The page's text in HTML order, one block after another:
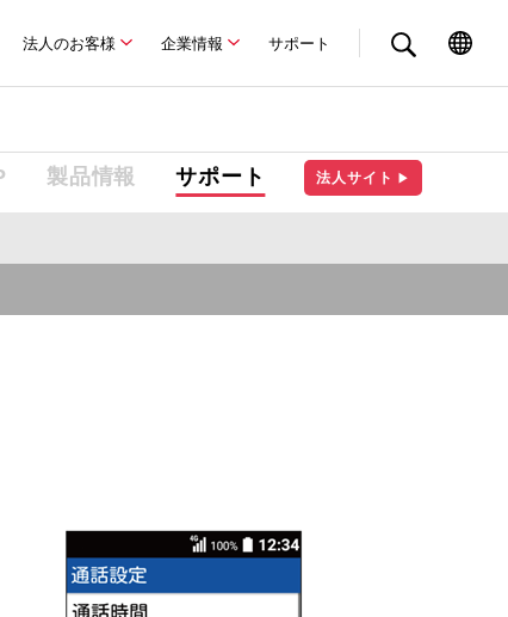
法人のお客様 企業情報 サポート
製品情報 サポート 法人サイト ▶